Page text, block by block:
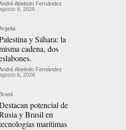
Abeledo Fernández -
6, 2026
y Sáhara: la
cadena, dos
Abeledo Fernández -
6, 2026
Brasil
potencial de
y Brasil en
marítimas